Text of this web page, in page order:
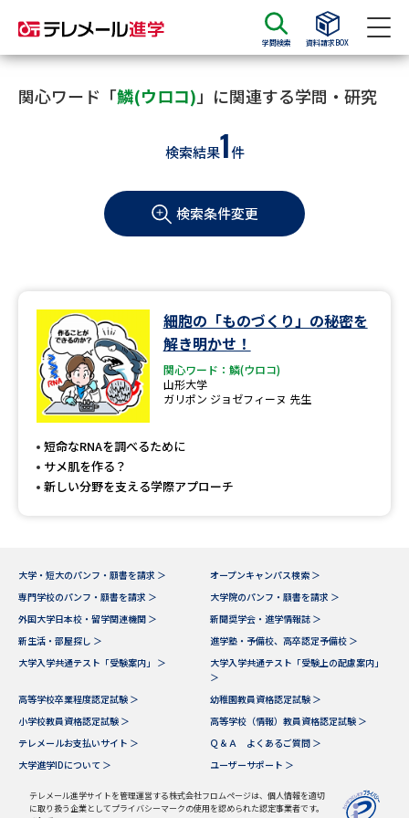
学問検索 資料請求BOX
資料請求 資料検索
大学・短大の資料種類から請求
学部・学科パンフ
過去問題集
大学・短大以外の資料から請求
専門学校の資料請求 大学院の資料請求
留学・進学関連、塾・予備校
高等学校（情報）教員資格認定
試験
大学で学べる内容や特徴を調べる
新増設大学・学部・学科特集
国際・グローバルに強い大学特
集
関心ワード「鱗(ウロコ) 」に関連する学問・研究
検索結果1件
検索条件変更
細胞の「ものづくり」の秘密を
解き明かせ！
関心ワード：鱗(ウロコ)
山形大学
ガリポン ジョゼフィーヌ 先生
短命なRNAを調べるために
サメ肌を作る？
新しい分野を支える学際アプローチ
大学・短大のパンフ・願書を請求 ＞
オープンキャンパス検索 ＞
専門学校のパンフ・願書を請求 ＞
大学院のパンフ・願書を請求 ＞
外国大学日本校・留学関連機関 ＞
新聞奨学会・進学情報誌 ＞
新生活・部屋探し ＞
進学塾・予備校、高卒認定予備校 ＞
大学入学共通テスト「受験案内」 ＞
大学入学共通テスト「受験上の配慮案内」
＞
高等学校卒業程度認定試験 ＞
幼稚園教員資格認定試験 ＞
小学校教員資格認定試験 ＞
高等学校（情報）教員資格認定試験 ＞
テレメールお支払いサイト ＞
Ｑ＆Ａ よくあるご質問 ＞
大学進学IDについて ＞
ユーザーサポート ＞
テレメール進学サイトを管理運営する株式会社フロムページは、個人情報を適切
に取り扱う企業としてプライバシーマークの使用を認められた認定事業者です。